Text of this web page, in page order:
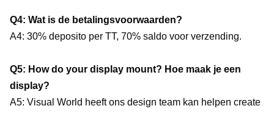
Q4: Wat is de betalingsvoorwaarden?
A4: 30% deposito per TT, 70% saldo voor verzending.
Q5: How do your display mount? Hoe maak je een
display?
A5: Visual World heeft ons design team kan helpen create